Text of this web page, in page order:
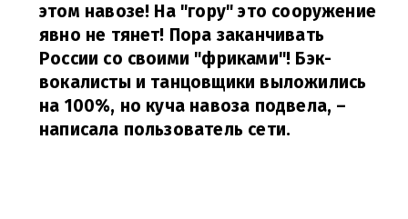
этом навозе! На "гору" это сооружение
явно не тянет! Пора заканчивать
России со своими "фриками"! Бэк-
вокалисты и танцовщики выложились
на 100%, но куча навоза подвела, –
написала пользователь сети.